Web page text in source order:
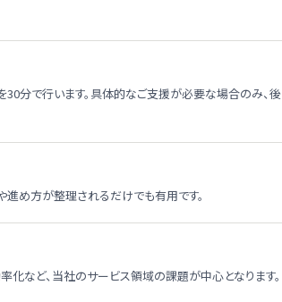
分で行います。具体的なご支援が必要な場合のみ、後
進め方が整理されるだけでも有用です。
化など、当社のサービス領域の課題が中心となります。